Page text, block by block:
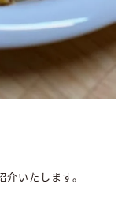
いたします。